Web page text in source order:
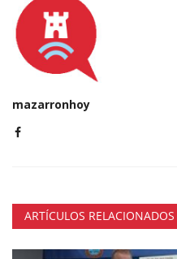
mazarronhoy
ARTÍCULOS RELACIONADOS